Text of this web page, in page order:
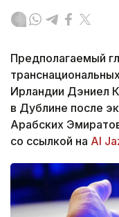
Предполагаемый
Ирландии Дэниел
в Дублине после
Арабских
со ссылкой на Al